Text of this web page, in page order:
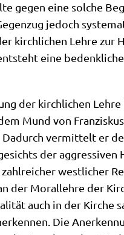
gegen eine sol­che
jedoch
kirch­li­chen Leh­re zur
eine bedenk­li­che
der kirch­li­chen
Mund von
Dadurch ver­mit­telt er
der aggres­si­ven
west­li­cher
der Moral­leh­re der
auch in der Kir­che
Die